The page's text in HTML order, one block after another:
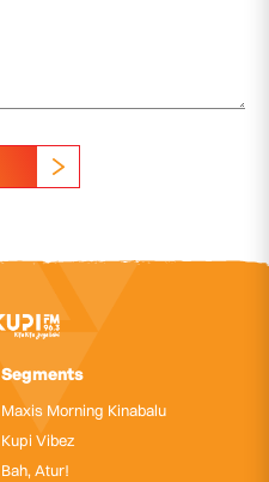
Segments
Maxis Morning Kinabalu
Kupi Vibez
Bah, Atur!